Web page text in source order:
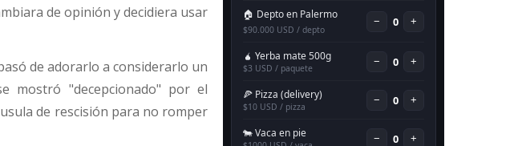
de opinión y decidiera usar
de adorarlo a considerarlo un
mostró "decepcionado" por el
de rescisión para no romper